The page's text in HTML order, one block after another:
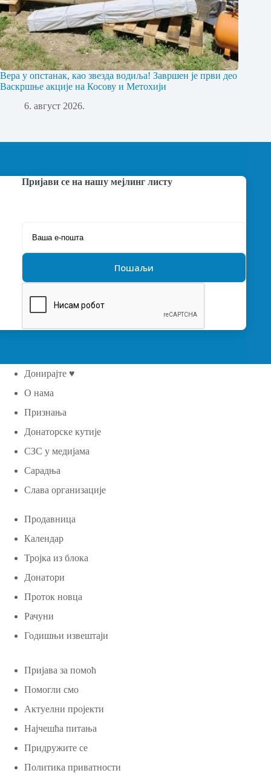
Вера у опстанак, као звезда водиља! Завршен је први део
Васкршње акције на Косову и Метохији
6. август 2026.
Пријави се на нашу мејлинг листу
Донирајте ♥
О нама
Признања
Донаторске кутије
СЗС у медијама
Сарадња
Слава организације
Продавница
Календар
Тројка из блока
Донатори
Проток новца
Рачуни
Годишњи извештаји
Пријава за помоћ
Помогли смо
Актуелни пројекти
Најчешћа питања
Придружите се
Политика приватности